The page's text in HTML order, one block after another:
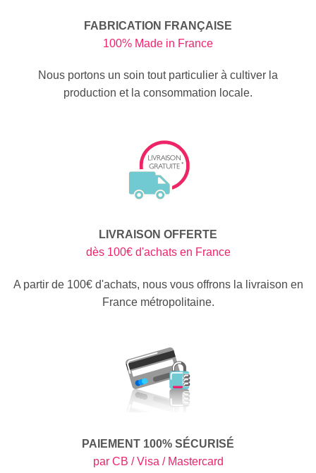
FABRICATION FRANÇAISE
100% Made in France
Nous portons un soin tout particulier à cultiver la
production et la consommation locale.
LIVRAISON OFFERTE
dès 100€ d'achats en France
A partir de 100€ d'achats, nous vous offrons la livraison en
France métropolitaine.
PAIEMENT 100% SÉCURISÉ
par CB / Visa / Mastercard